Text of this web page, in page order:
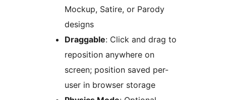
Mockup, Satire, or Parody
designs
Draggable: Click and drag to
reposition anywhere on
screen; position saved per-
user in browser storage